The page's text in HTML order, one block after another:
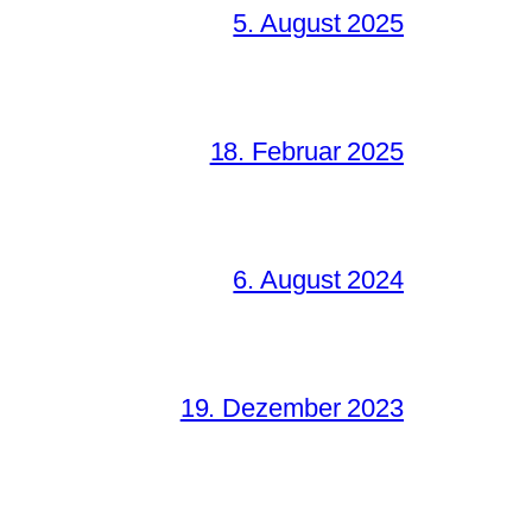
5. August 2025
18. Februar 2025
6. August 2024
19. Dezember 2023